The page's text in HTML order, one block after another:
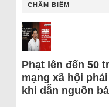
CHÂM BIẾM
Phạt lên đến 50
mạng xã hội
khi dẫn nguồn